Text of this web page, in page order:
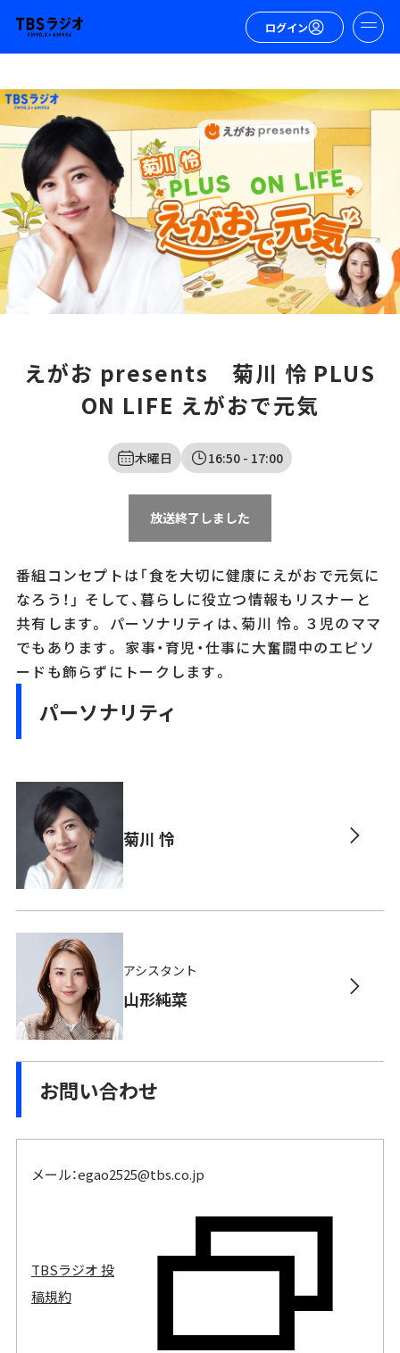
ログイン
えがお presents 菊川 怜 PLUS
ON LIFE えがおで元気
木曜日 16:50 - 17:00
放送終了しました
番組コンセプトは「食を大切に健康にえがおで元気に
なろう！」 そして、暮らしに役立つ情報もリスナーと
共有します。 パーソナリティは、菊川 怜。３児のママ
でもあります。 家事・育児・仕事に大奮闘中のエピソ
ードも飾らずにトークします。
パーソナリティ
菊川 怜
アシスタント
山形純菜
お問い合わせ
メール：egao2525@tbs.co.jp
TBSラジオ 投
稿規約